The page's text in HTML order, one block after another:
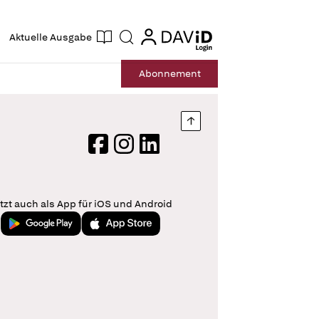
Aktuelle Ausgabe Suche login
login
Abonnement
Nach oben springen
FacebookInstagram
LinkedIn
auch als App für iOS und Android
Jetzt bei Google PlayLaden im App Store